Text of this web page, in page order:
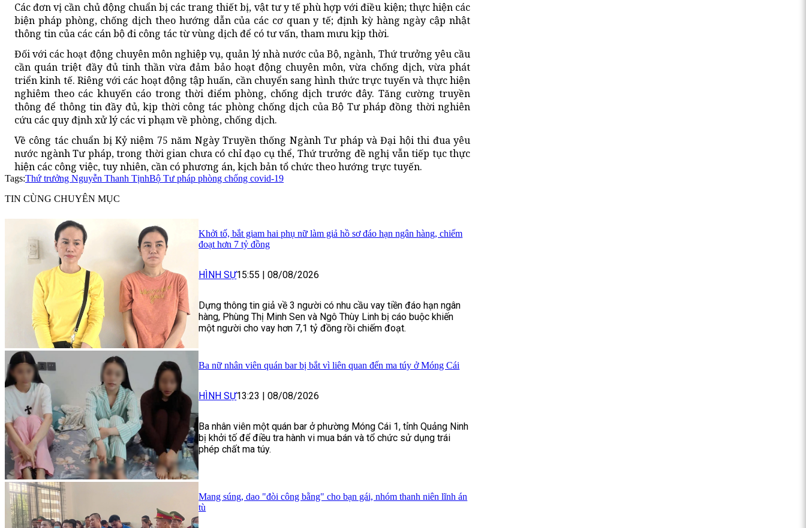
Các đơn vị cần chủ động chuẩn bị các trang thiết bị, vật tư y tế phù hợp với điều kiện; thực hiện các
biện pháp phòng, chống dịch theo hướng dẫn của các cơ quan y tế; định kỳ hàng ngày cập nhật
thông tin của các cán bộ đi công tác từ vùng dịch để có tư vấn, tham mưu kịp thời.
Đối với các hoạt động chuyên môn nghiệp vụ, quản lý nhà nước của Bộ, ngành, Thứ trưởng yêu cầu
cần quán triệt đầy đủ tinh thần vừa đảm bảo hoạt động chuyên môn, vừa chống dịch, vừa phát
triển kinh tế. Riêng với các hoạt động tập huấn, cần chuyển sang hình thức trực tuyến và thực hiện
nghiêm theo các khuyến cáo trong thời điểm phòng, chống dịch trước đây. Tăng cường truyền
thông để thông tin đầy đủ, kịp thời công tác phòng chống dịch của Bộ Tư pháp đồng thời nghiên
cứu các quy định xử lý các vi phạm về phòng, chống dịch.
Về công tác chuẩn bị Kỷ niệm 75 năm Ngày Truyền thống Ngành Tư pháp và Đại hội thi đua yêu
nước ngành Tư pháp, trong thời gian chưa có chỉ đạo cụ thể, Thứ trưởng đề nghị vẫn tiếp tục thực
hiện các công việc, tuy nhiên, cần có phương án, kịch bản tổ chức theo hướng trực tuyến.
Tags:Thứ trưởng Nguyễn Thanh TịnhBộ Tư pháp phòng chống covid-19
TIN CÙNG CHUYÊN MỤC
Khởi tố, bắt giam hai phụ nữ làm giả hồ sơ đáo hạn ngân hàng, chiếm
đoạt hơn 7 tỷ đồng
HÌNH SỰ15:55 08/08/2026
Dựng thông tin giả về 3 người có nhu cầu vay tiền đáo hạn ngân
hàng, Phùng Thị Minh Sen và Ngô Thùy Linh bị cáo buộc khiến
một người cho vay hơn 7,1 tỷ đồng rồi chiếm đoạt.
Ba nữ nhân viên quán bar bị bắt vì liên quan đến ma túy ở Móng Cái
HÌNH SỰ13:23 | 08/08/2026
Ba nhân viên một quán bar ở phường Móng Cái 1, tỉnh Quảng Ninh
bị khởi tố để điều tra hành vi mua bán và tổ chức sử dụng trái
phép chất ma túy.
Mang súng, dao "đòi công bằng" cho bạn gái, nhóm thanh niên lĩnh án
tù